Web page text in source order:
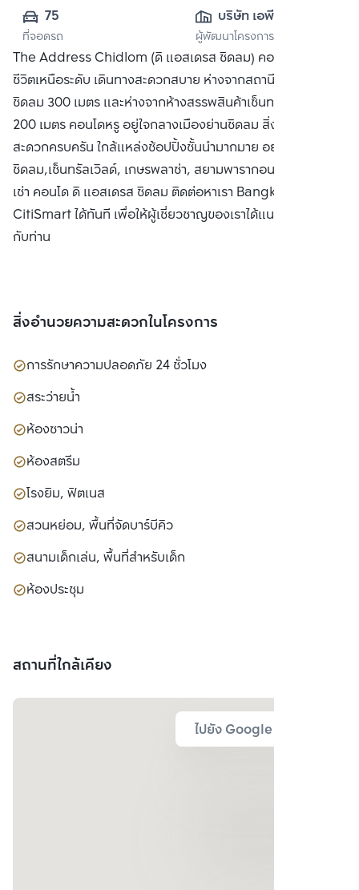
75
ที่จอดรถ
บริษัท เอพี (ไทย
แลนด์)
จำกัด(มหาชน)
ผู้พัฒนาโครงการ
The Address Chidlom (ดิ แอสเดรส ชิดลม) คอนโดที่ให้คุณใช้
ชีวิตเหนือระดับ เดินทางสะดวกสบาย ห่างจากสถานีรถไฟฟ้า BTS
ชิดลม 300 เมตร และห่างจากห้างสรรพสินค้าเซ็นทรัล ชิดลม
200 เมตร คอนโดหรู อยู่ใจกลางเมืองย่านชิดลม สิ่งอำนวย
สะดวกครบครัน ใกล้แหล่งช้อปปิ้งชั้นนำมากมาย อย่าง เซ็นทรัล
ชิดลม,เซ็นทรัลเวิลด์, เกษรพลาซ่า, สยามพารากอน ซื้อ ขาย หรือ
เช่า คอนโด ดิ แอสเดรส ชิดลม ติดต่อหาเรา Bangkok
CitiSmart ได้ทันที เพื่อให้ผู้เชี่ยวชาญของเราได้แนะนำคอนโดให้
กับท่าน
สิ่งอำนวยความสะดวกในโครงการ
การรักษาความปลอดภัย 24 ชั่วโมง
สระว่ายน้ำ
ห้องซาวน่า
ห้องสตรีม
โรงยิม, ฟิตเนส
สวนหย่อม, พื้นที่จัดบาร์บีคิว
สนามเด็กเล่น, พื้นที่สำหรับเด็ก
ห้องประชุม
สถานที่ใกล้เคียง
ไปยัง Google Map